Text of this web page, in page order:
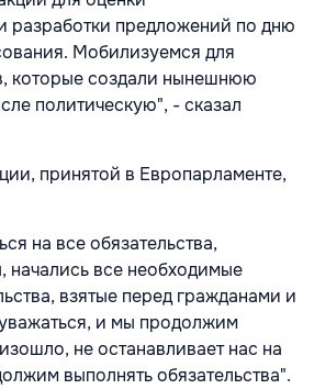
разработки предложений по дню
Мобилизуемся для
которые создали нынешнюю
политическую", - сказал
принятой в Европарламенте,
на все обязательства,
начались все необходимые
взятые перед гражданами и
и мы продолжим
не останавливает нас на
выполнять обязательства".